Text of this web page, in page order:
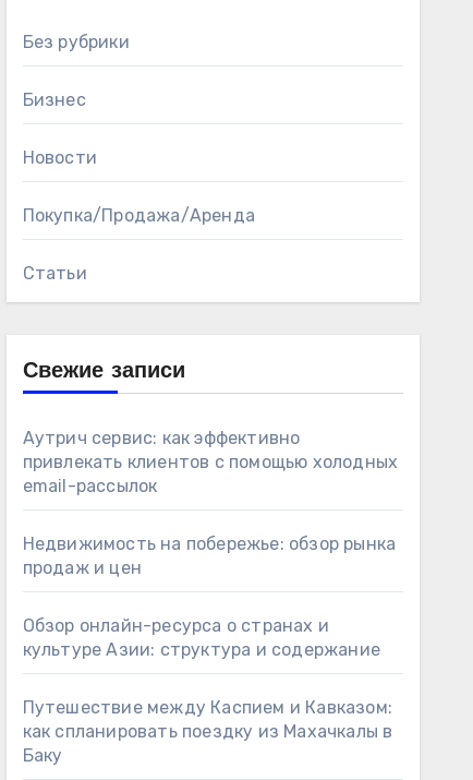
Без рубрики
Бизнес
Новости
Покупка/Продажа/Аренда
Статьи
Свежие записи
Аутрич сервис: как эффективно
привлекать клиентов с помощью холодных
email-рассылок
Недвижимость на побережье: обзор рынка
продаж и цен
Обзор онлайн-ресурса о странах и
культуре Азии: структура и содержание
Путешествие между Каспием и Кавказом:
как спланировать поездку из Махачкалы в
Баку